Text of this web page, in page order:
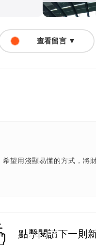
查看留言 ▼
望用淺顯易懂的方式，將
點擊閱讀下一則